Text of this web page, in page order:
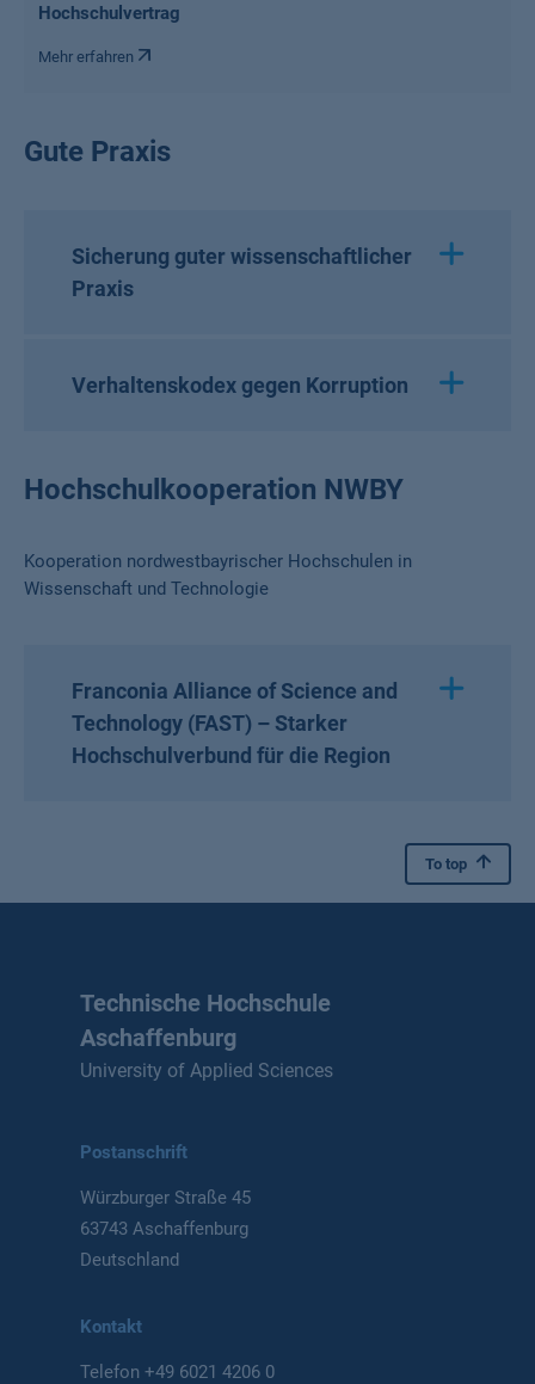
Hochschulvertrag
Mehr erfahren
Gute Praxis
Sicherung guter wissenschaftlicher
Praxis
Verhaltenskodex gegen Korruption
Hochschulkooperation NWBY
Kooperation nordwestbayrischer Hochschulen in
Wissenschaft und Technologie
Franconia Alliance of Science and
Technology (FAST) – Starker
Hochschulverbund für die Region
To top
Technische Hochschule
Aschaffenburg
University of Applied Sciences
Postanschrift
Würzburger Straße 45
63743 Aschaffenburg
Deutschland
Kontakt
Telefon+49 6021 4206 0